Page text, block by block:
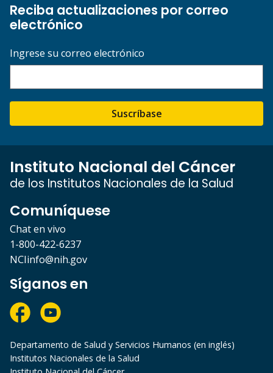
Reciba actualizaciones por correo
electrónico
Ingrese su correo electrónico
Suscríbase
Instituto Nacional del Cáncer
de los Institutos Nacionales de la Salud
Comuníquese
Chat en vivo
1-800-422-6237
NCIinfo@nih.gov
Síganos en
Departamento de Salud y Servicios Humanos (en inglés)
Institutos Nacionales de la Salud